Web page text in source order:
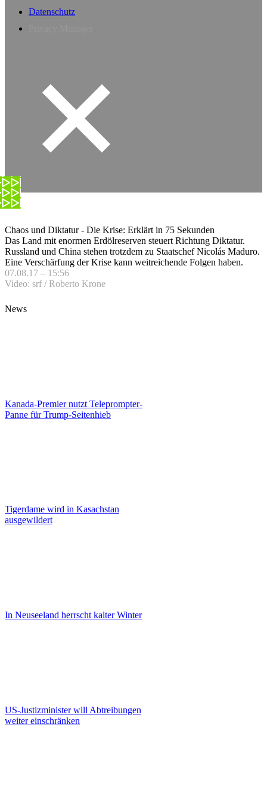
Datenschutz
Chaos und Diktatur - Die Krise: Erklärt in 75 Sekunden
Das Land mit enormen Erdölreserven steuert Richtung Diktatur.
Russland und China stehen trotzdem zu Staatschef Nicolás Maduro.
Eine Verschärfung der Krise kann weitreichende Folgen haben.
07.08.17 – 15:56
Video: srf / Roberto Krone
News
Kanada-Premier nutzt Teleprompter-
Panne für Trump-Seitenhieb
Tigerdame wird in Kasachstan
ausgewildert
In Neuseeland herrscht kalter Winter
US-Justizminister will Abtreibungen
weiter einschränken